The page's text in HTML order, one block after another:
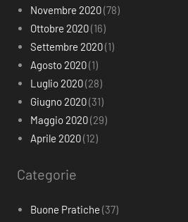
Novembre 2020(78)
Ottobre 2020(16)
Settembre 2020(1)
Agosto 2020(1)
Luglio 2020(28)
Giugno 2020(31)
Maggio 2020(29)
Aprile 2020(12)
Categorie
Buone Pratiche (37)